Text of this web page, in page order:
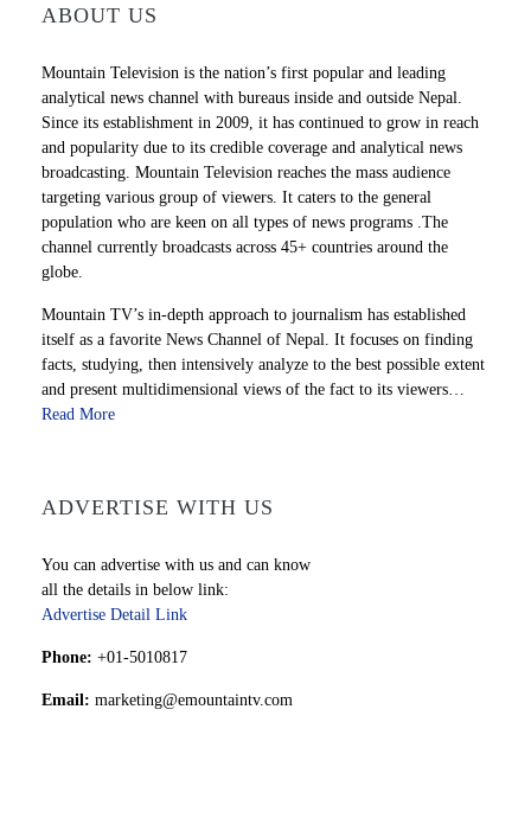
ABOUT US
Mountain Television is the nation’s first popular and leading
analytical news channel with bureaus inside and outside Nepal.
Since its establishment in 2009, it has continued to grow in reach
and popularity due to its credible coverage and analytical news
broadcasting. Mountain Television reaches the mass audience
targeting various group of viewers. It caters to the general
population who are keen on all types of news programs .The
channel currently broadcasts across 45+ countries around the
globe.
Mountain TV’s in-depth approach to journalism has established
itself as a favorite News Channel of Nepal. It focuses on finding
facts, studying, then intensively analyze to the best possible extent
and present multidimensional views of the fact to its viewers…
Read More
ADVERTISE WITH US
You can advertise with us and can know
all the details in below link:
Advertise Detail Link
Phone: +01-5010817
Email: marketing@emountaintv.com